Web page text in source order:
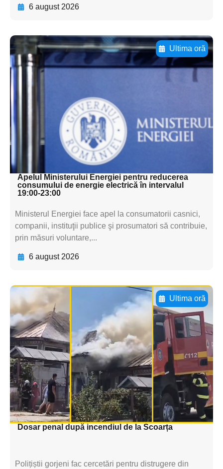
6 august 2026
Ultima oră
Adaugă aici textul pentru
subtitluAdaugă aici
textul pentru
subtitluAdaugă aici
textul pentru
subtitluAdaugă aici
textul pentru subti
Apelul Ministerului Energiei pentru reducerea
consumului de energie electrică în intervalul
19:00-23:00
Ministerul Energiei face apel la consumatorii casnici,
companii, instituţii publice şi prosumatori să contribuie,
prin măsuri voluntare,...
6 august 2026
Ultima oră
Adaugă aici textul pentru
subtitluAdaugă aici
textul pentru
subtitluAdaugă aici
textul pentru
subtitluAdaugă aici
textul pentru subti
Dosar penal după incendiul de la Scoarța
Polițiștii gorjeni fac cercetări pentru distrugere din